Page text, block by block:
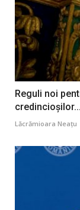
Reguli noi
credincioşilor...
Lăcrămioara Neațu